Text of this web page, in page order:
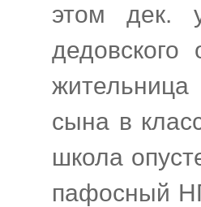
этом дек.
сына в
школа
пафосный